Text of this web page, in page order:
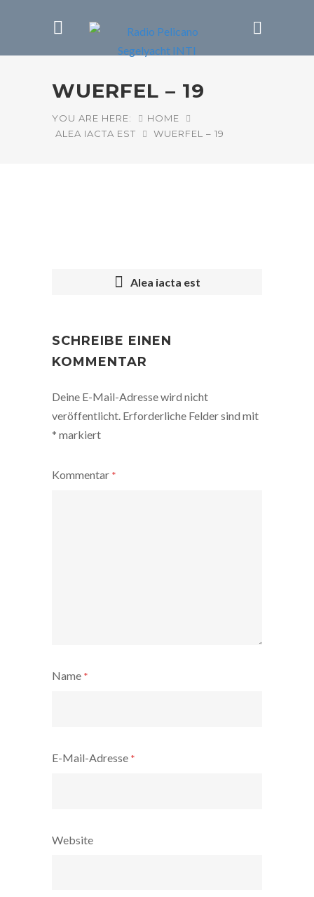
WUERFEL – 19
YOU ARE HERE:
HOME
ALEA IACTA EST
WUERFEL – 19
NAVIGATION
Alea iacta est
SCHREIBE EINEN
KOMMENTAR
Deine E-Mail-Adresse wird nicht
veröffentlicht. Erforderliche Felder sind mit
* markiert
Kommentar *
Name *
E-Mail-Adresse *
Website